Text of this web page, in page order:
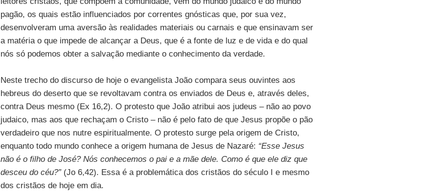
pagão, os quais estão influenciados por correntes gnósticas que, por sua vez,
desenvolveram uma aversão às realidades materiais ou carnais e que ensinavam ser
a matéria o que impede de alcançar a Deus, que é a fonte de luz e de vida e do qual
nós só podemos obter a salvação mediante o conhecimento da verdade.
Neste trecho do discurso de hoje o evangelista João compara seus ouvintes aos
hebreus do deserto que se revoltavam contra os enviados de Deus e, através deles,
contra Deus mesmo (Ex 16,2). O protesto que João atribui aos judeus – não ao povo
judaico, mas aos que rechaçam o Cristo – não é pelo fato de que Jesus propõe o pão
verdadeiro que nos nutre espiritualmente. O protesto surge pela origem de Cristo,
enquanto todo mundo conhece a origem humana de Jesus de Nazaré: “Esse Jesus
não é o filho de José? Nós conhecemos o pai e a mãe dele. Como é que ele diz que
desceu do céu?”(Jo 6,42). Essa é a problemática dos cristãos do século I e mesmo
dos cristãos de hoje em dia.